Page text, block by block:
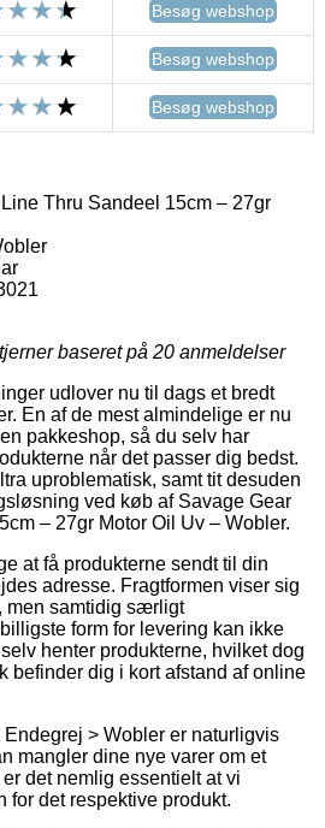
Besøg webshop
Besøg webshop
Besøg webshop
Thru Sandeel 15cm – 27gr
baseret på 20 anmeldelser
udlover nu til dags et bredt
En af de mest almindelige er nu
pakkeshop, så du selv har
når det passer dig bedst.
uproblematisk, samt tit desuden
ved køb af Savage Gear
– 27gr Motor Oil Uv – Wobler.
at få produkterne sendt til din
adresse. Fragtformen viser sig
men samtidig særligt
form for levering kan ikke
henter produkterne, hvilket dog
befinder dig i kort afstand af online
> Wobler er naturligvis
mangler dine nye varer om et
det nemlig essentielt at vi
for det respektive produkt.